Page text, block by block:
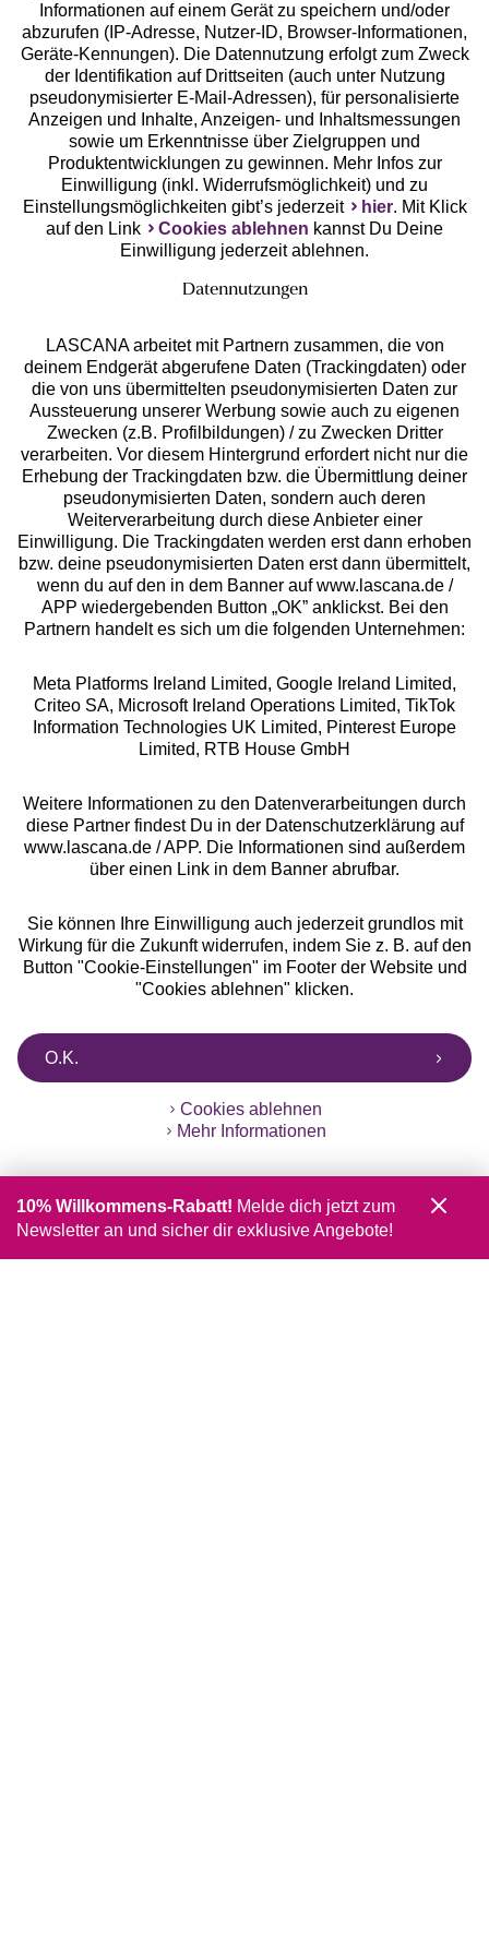
Geprüfte Sicherheit
Unsere Apps
Services
Beratung
Über uns
Rechtliches
Alle Preise inkl. MwSt., zzgl.
Versandkosten
** Bonität vorausgesetzt, berechtigt zur Bonitätsprüfung
Informationen auf einem Gerät zu speichern und/oder
abzurufen (IP-Adresse, Nutzer-ID, Browser-Informationen,
Geräte-Kennungen). Die Datennutzung erfolgt zum Zweck
der Identifikation auf Drittseiten (auch unter Nutzung
pseudonymisierter E-Mail-Adressen), für personalisierte
Anzeigen und Inhalte, Anzeigen- und Inhaltsmessungen
sowie um Erkenntnisse über Zielgruppen und
Produktentwicklungen zu gewinnen. Mehr Infos zur
Einwilligung (inkl. Widerrufsmöglichkeit) und zu
Einstellungsmöglichkeiten gibt’s jederzeit
hier. Mit Klick
auf den Link
Cookies ablehnen kannst Du Deine
Einwilligung jederzeit ablehnen.
Datennutzungen
LASCANA arbeitet mit Partnern zusammen, die von
deinem Endgerät abgerufene Daten (Trackingdaten) oder
die von uns übermittelten pseudonymisierten Daten zur
Aussteuerung unserer Werbung sowie auch zu eigenen
Zwecken (z.B. Profilbildungen) / zu Zwecken Dritter
verarbeiten. Vor diesem Hintergrund erfordert nicht nur die
Erhebung der Trackingdaten bzw. die Übermittlung deiner
pseudonymisierten Daten, sondern auch deren
Weiterverarbeitung durch diese Anbieter einer
Einwilligung. Die Trackingdaten werden erst dann erhoben
bzw. deine pseudonymisierten Daten erst dann übermittelt,
wenn du auf den in dem Banner auf www.lascana.de /
APP wiedergebenden Button „OK” anklickst. Bei den
Partnern handelt es sich um die folgenden Unternehmen:
Meta Platforms Ireland Limited, Google Ireland Limited,
Criteo SA, Microsoft Ireland Operations Limited, TikTok
Information Technologies UK Limited, Pinterest Europe
Limited, RTB House GmbH
Weitere Informationen zu den Datenverarbeitungen durch
diese Partner findest Du in der Datenschutzerklärung auf
www.lascana.de / APP. Die Informationen sind außerdem
über einen Link in dem Banner abrufbar.
Sie können Ihre Einwilligung auch jederzeit grundlos mit
Wirkung für die Zukunft widerrufen, indem Sie z. B. auf den
Button "Cookie-Einstellungen" im Footer der Website und
"Cookies ablehnen" klicken.
O.K.
Cookies ablehnen
Mehr Informationen
10% Willkommens-Rabatt! Melde dich jetzt zum
Newsletter an und sicher dir exklusive Angebote!